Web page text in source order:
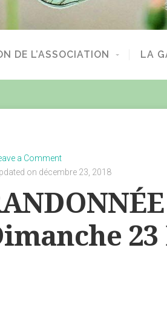
DE L’ASSOCIATION LA
a Comment
on décembre 23, 2018
23